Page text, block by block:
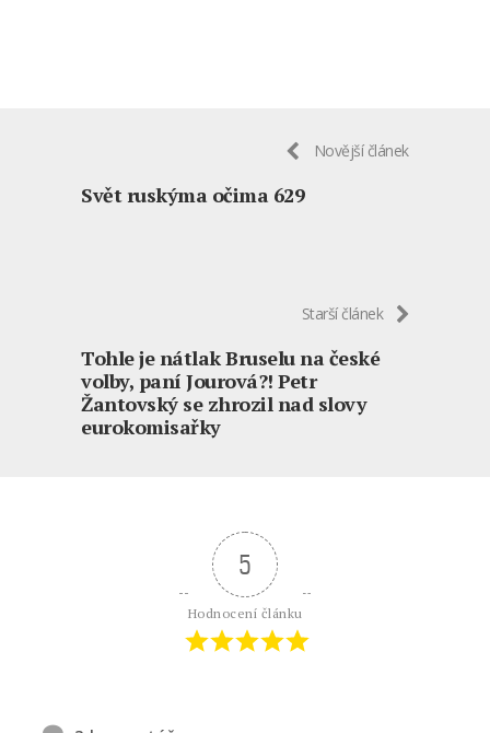
Novější článek
Svět ruskýma očima 629
Starší článek
Tohle je nátlak Bruselu na české
volby, paní Jourová?! Petr
Žantovský se zhrozil nad slovy
eurokomisařky
5
Hodnocení článku